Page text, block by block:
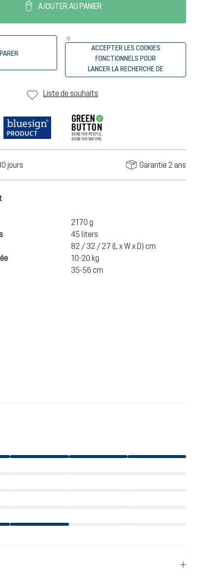
AJOUTER AU PANIER
ACCEPTER LES COOKIES
FONCTIONNELS POUR
LANCER LA RECHERCHE DE
REVENDEURS
Liste de souhaits
jours Garantie 2 ans
2170 g
45 liters
82 / 32 / 27 (L x W x D) cm
10-20 kg
35-56 cm